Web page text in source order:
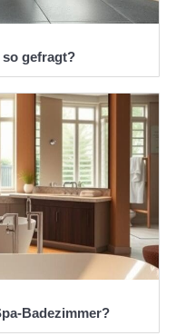
gefragt?
Badezimmer?